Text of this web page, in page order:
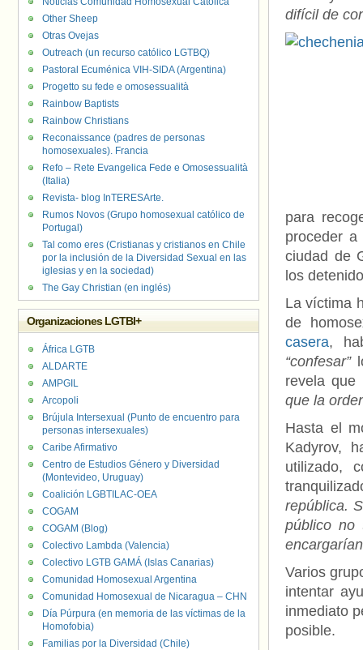
difícil de
para
proceder
ciudad de
los
La víctima
de
casera,
“confesar”
revela que
que la
Hasta el
Kadyrov,
utilizado,
república.
público no
Varios
intentar
inmediato
posible.
Other Sheep
Otras Ovejas
Outreach (un recurso católico LGTBQ)
Pastoral Ecuménica VIH-SIDA (Argentina)
Progetto su fede e omosessualità
Rainbow Baptists
Rainbow Christians
Reconaissance (padres de personas
homosexuales). Francia
Refo – Rete Evangelica Fede e Omosessualità
(Italia)
Revista- blog InTERESArte.
Rumos Novos (Grupo homosexual católico de
Portugal)
Tal como eres (Cristianas y cristianos en Chile
por la inclusión de la Diversidad Sexual en las
iglesias y en la sociedad)
The Gay Christian (en inglés)
Organizaciones LGTBI+
África LGTB
ALDARTE
AMPGIL
Arcopoli
Brújula Intersexual (Punto de encuentro para
personas intersexuales)
Caribe Afirmativo
Centro de Estudios Género y Diversidad
(Montevideo, Uruguay)
Coalición LGBTILAC-OEA
COGAM
COGAM (Blog)
Colectivo Lambda (Valencia)
Colectivo LGTB GAMÁ (Islas Canarias)
Comunidad Homosexual Argentina
Comunidad Homosexual de Nicaragua – CHN
Día Púrpura (en memoria de las víctimas de la
Homofobia)
Familias por la Diversidad (Chile)